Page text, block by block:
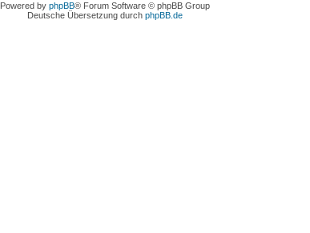
Powered by phpBB® Forum Software © phpBB Group
Deutsche Übersetzung durch phpBB.de